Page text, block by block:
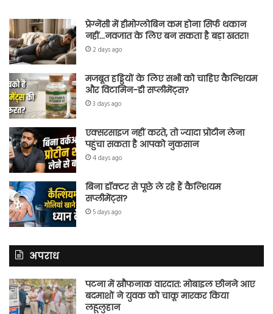
प्रेग्नेंसी में हीमोग्लोबिन कम होना सिर्फ थकान
नहीं…नवजात के लिए बन सकता है बड़ा खतरा!
2 days ago
मजबूत हड्डियों के लिए सभी को चाहिए कैल्शियम
और विटामिन-डी सप्लीमेंट्स?
3 days ago
एक्सरसाइज नहीं करते, तो ज्यादा प्रोटीन लेना
पहुंचा सकता है आपको नुकसान
4 days ago
बिना डॉक्टर से पूछे ले रहे हैं कैल्शियम
सप्लीमेंट्स?
5 days ago
अपराध
पटना में खौफनाक वारदात: मोबाइल छीनने आए
बदमाशों ने युवक को चाकू मारकर किया
लहूलुहान